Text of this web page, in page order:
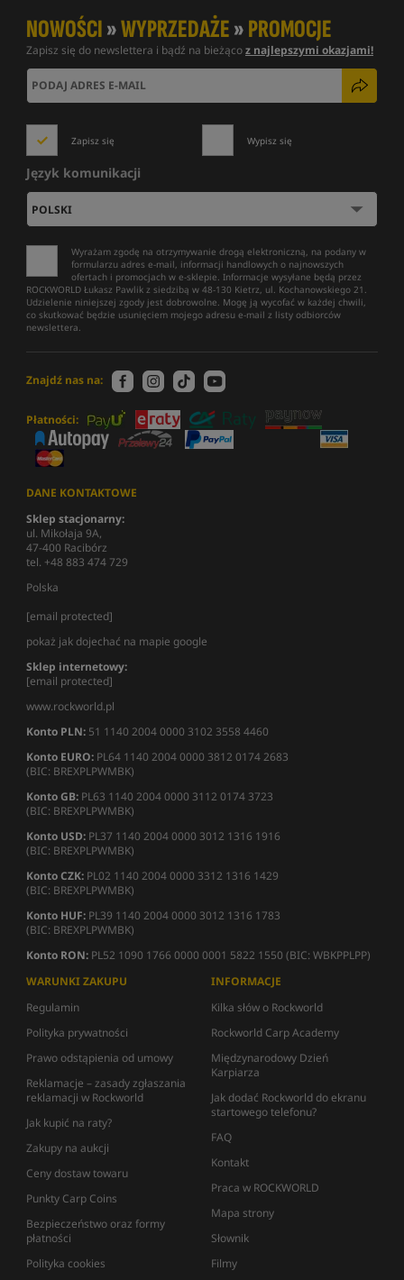
NOWOŚCI»WYPRZEDAŻE»PROMOCJE
Zapisz się do newslettera i bądź na bieżącoz najlepszymi okazjami!
Zapisz się Wypisz się
Język komunikacji
Wyrażam zgodę na otrzymywanie drogą elektroniczną, na podany w
formularzu adres e-mail, informacji handlowych o najnowszych
ofertach i promocjach w e-sklepie. Informacje wysyłane będą przez
ROCKWORLD Łukasz Pawlik z siedzibą w 48-130 Kietrz, ul. Kochanowskiego 21.
Udzielenie niniejszej zgody jest dobrowolne. Mogę ją wycofać w każdej chwili,
co skutkować będzie usunięciem mojego adresu e-mail z listy odbiorców
newslettera.
Znajdź nas na:
Płatności:
DANE KONTAKTOWE
Sklep stacjonarny:
ul. Mikołaja 9A,
47-400 Racibórz
tel. +48 883 474 729
Polska
[email protected]
pokaż jak dojechać na mapie google
Sklep internetowy:
[email protected]
www.rockworld.pl
Konto PLN: 51 1140 2004 0000 3102 3558 4460
Konto EURO: PL64 1140 2004 0000 3812 0174 2683
(BIC: BREXPLPWMBK)
Konto GB: PL63 1140 2004 0000 3112 0174 3723
(BIC: BREXPLPWMBK)
Konto USD: PL37 1140 2004 0000 3012 1316 1916
(BIC: BREXPLPWMBK)
Konto CZK: PL02 1140 2004 0000 3312 1316 1429
(BIC: BREXPLPWMBK)
Konto HUF: PL39 1140 2004 0000 3012 1316 1783
(BIC: BREXPLPWMBK)
Konto RON: PL52 1090 1766 0000 0001 5822 1550 (BIC: WBKPPLPP)
WARUNKI ZAKUPU
Regulamin
Polityka prywatności
Prawo odstąpienia od umowy
Reklamacje – zasady zgłaszania
reklamacji w Rockworld
Jak kupić na raty?
Zakupy na aukcji
Ceny dostaw towaru
Punkty Carp Coins
Bezpieczeństwo oraz formy
płatności
Polityka cookies
INFORMACJE
Kilka słów o Rockworld
Rockworld Carp Academy
Międzynarodowy Dzień
Karpiarza
Jak dodać Rockworld do ekranu
startowego telefonu?
FAQ
Kontakt
Praca w ROCKWORLD
Mapa strony
Słownik
Filmy